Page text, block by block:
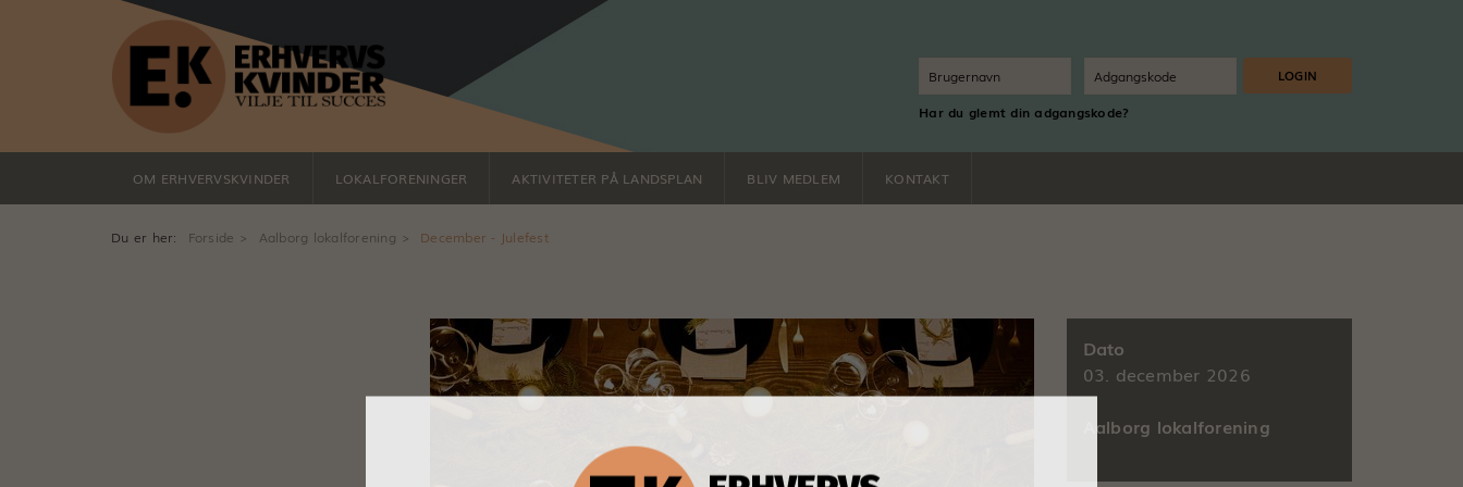
Har du glemt din adgangskode?
OM ERHVERVSKVINDER LOKALFORENINGER AKTIVITETER PÅ LANDSPLAN BLIV MEDLEM KONTAKT
Du er her: Forside Aalborg lokalforening December - Julefest
Dato
03. december 2026
Aalborg lokalforening